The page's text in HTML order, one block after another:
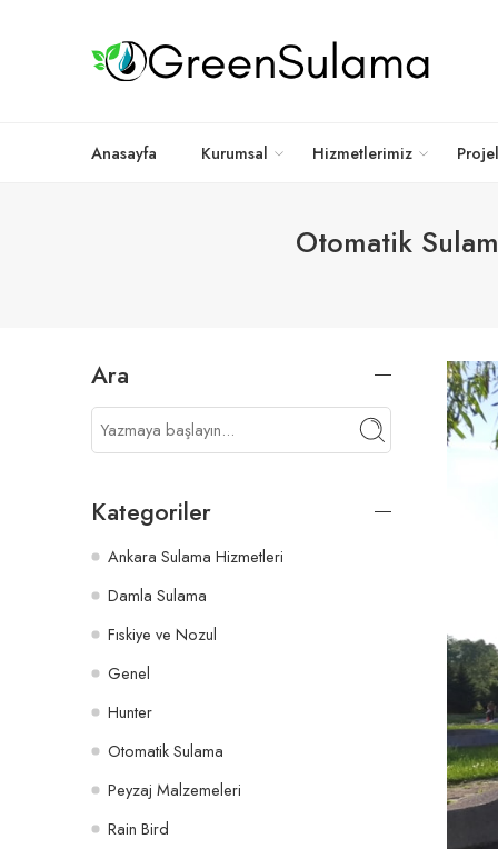
Anasayfa Kurumsal Hizmetlerimiz
Otomatik
Ara
Kategoriler
Ankara Sulama Hizmetleri
Damla Sulama
Fıskiye ve Nozul
Genel
Hunter
Otomatik Sulama
Peyzaj Malzemeleri
Rain Bird